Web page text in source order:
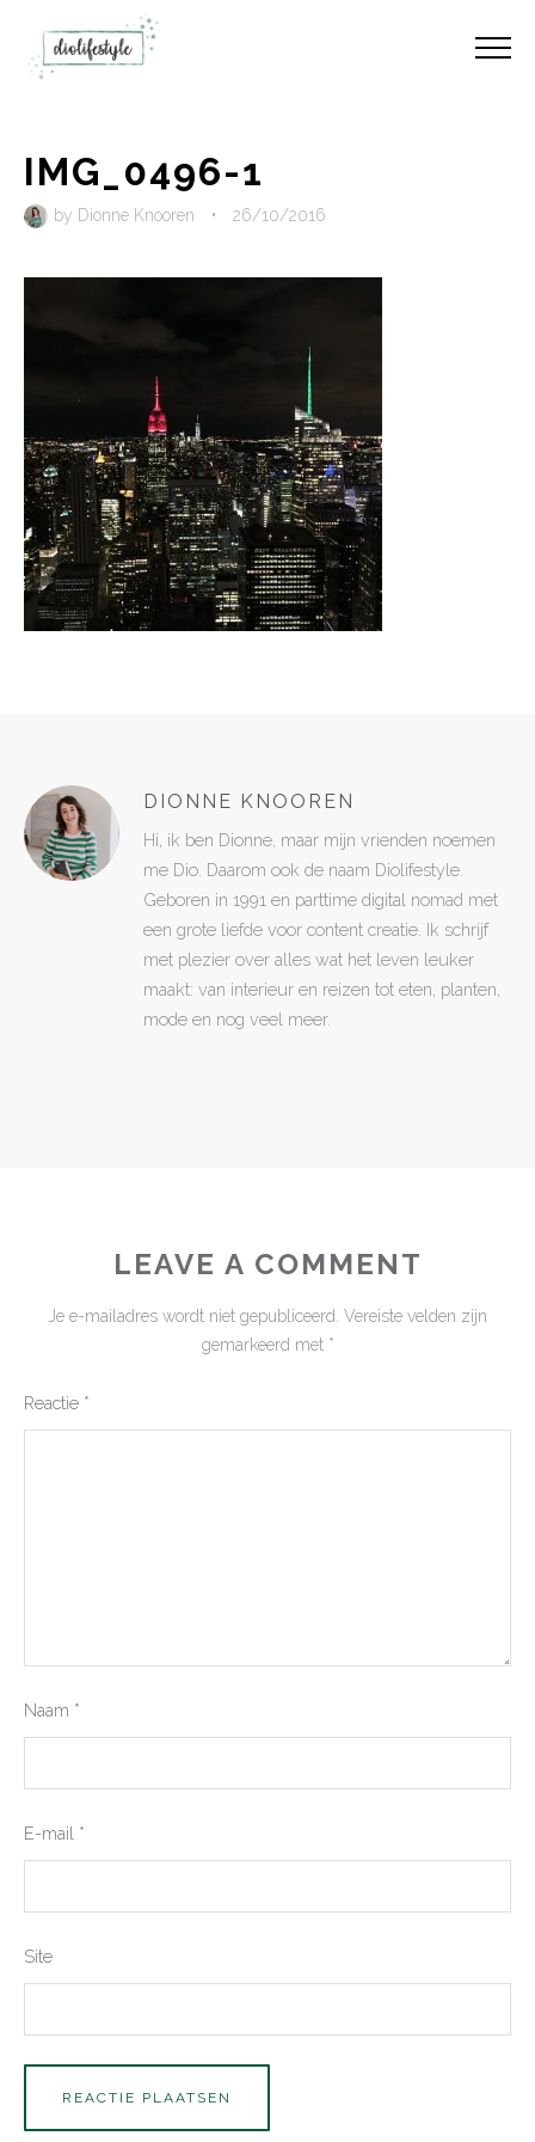
IMG_0496-1
by Dionne Knooren • 26/10/2016
DIONNE KNOOREN
Hi, ik ben Dionne, maar mijn vrienden noemen
me Dio. Daarom ook de naam Diolifestyle.
Geboren in 1991 en parttime digital nomad met
een grote liefde voor content creatie. Ik schrijf
met plezier over alles wat het leven leuker
maakt: van interieur en reizen tot eten, planten,
mode en nog veel meer.
LEAVE A COMMENT
Je e-mailadres wordt niet gepubliceerd. Vereiste velden zijn
gemarkeerd met *
Reactie *
Naam *
E-mail *
Site